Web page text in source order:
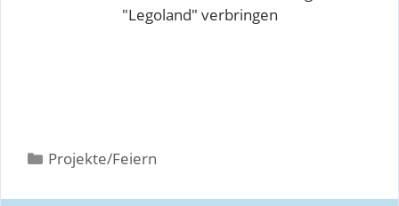
"Legoland" verbringen
Kategorien
Projekte/Feiern